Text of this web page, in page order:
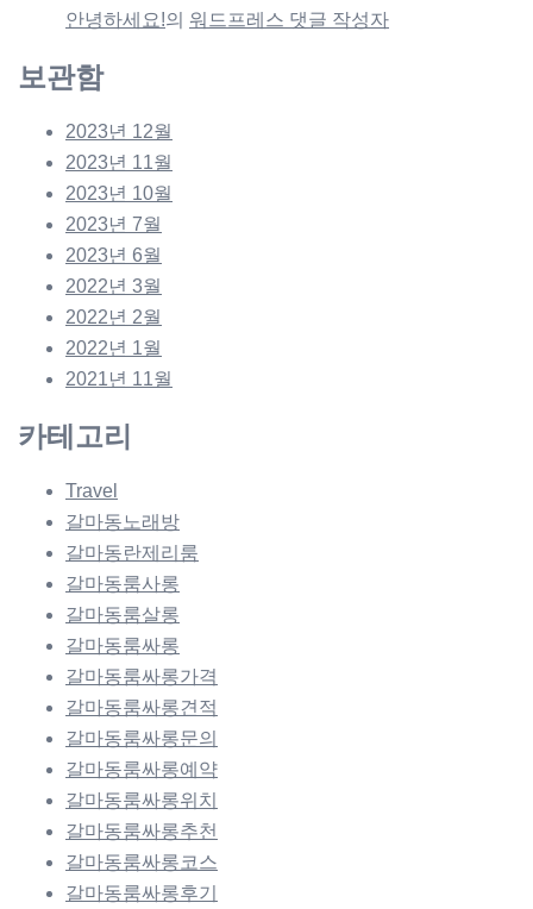
안녕하세요!의 워드프레스 댓글 작성자
보관함
2023년 12월
2023년 11월
2023년 10월
2023년 7월
2023년 6월
2022년 3월
2022년 2월
2022년 1월
2021년 11월
카테고리
Travel
갈마동노래방
갈마동란제리룸
갈마동룸사롱
갈마동룸살롱
갈마동룸싸롱
갈마동룸싸롱가격
갈마동룸싸롱견적
갈마동룸싸롱문의
갈마동룸싸롱예약
갈마동룸싸롱위치
갈마동룸싸롱추천
갈마동룸싸롱코스
갈마동룸싸롱후기